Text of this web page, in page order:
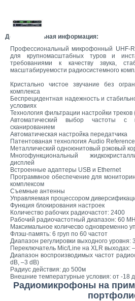
Дополнительная информация:
Профессиональный микрофонный UHF-R
для крупномасштабных туров и
требованиями к качеству звука,
масштабируемости радиосистемного
Кристально чистое звучание без
комплекса
Беспрецидентная надежность и
условиях
Технология фильтрации настройки
Автоматический выбор частоты с
сканированием
Автоматическая настройка передатчика
Патентованая технология Audio
Металлический одноюнитовый рэковый
Многофункциональный
дисплей
Встроенные адаптеры USB и Ethernet
Программное обеспечение для
комплексом
Съемные антенны
Управляемая процессором
Функция блокирования настроек
Количество рабочих радиочастот: 2400
Рабочий радиочастотный диапазон: 60
Максимальное количесво одновременно
Флэш-память: 6 груп по 60 частот
Диапазон регулировки выходного уровня:
Переключатель Mic/Line на XLR выходах:
Диапазон воспроизводимых частот
dB, –3 dB)
Радиус действия: до 500м
Внешние температурные условия: от -18
Радиомикрофоны на